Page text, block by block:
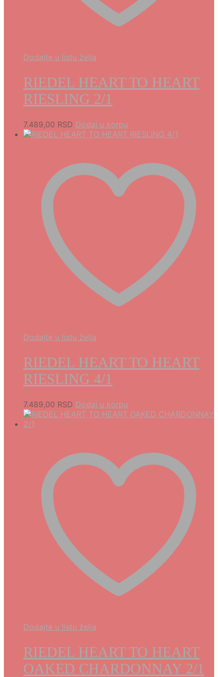
Dodajte u listu želja
RIEDEL HEART TO HEART
RIESLING 2/1
7.489,00 RSD Dodaj u korpu
Dodajte u listu želja
RIEDEL HEART TO HEART
RIESLING 4/1
7.489,00 RSD Dodaj u korpu
Dodajte u listu želja
RIEDEL HEART TO HEART
OAKED CHARDONNAY 2/1